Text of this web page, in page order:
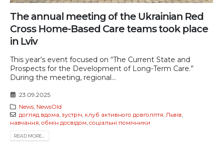
The annual meeting of the Ukrainian Red
Cross Home-Based Care teams took place
in Lviv
This year’s event focused on “The Current State and
Prospects for the Development of Long-Term Care.”
During the meeting, regional...
23.09.2025
News, NewsOld
догляд вдома, зустріч, клуб активного довголіття, Львів,
навчання, обмін досвідом, соціальні помічники
READ MORE...